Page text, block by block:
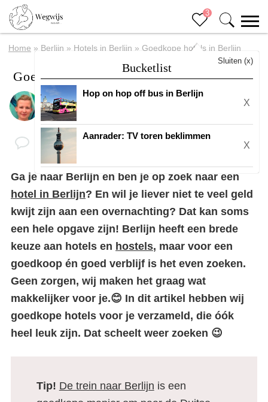
3
Bucketlist
Sluiten (x)
Hop on hop off bus in Berlijn
X
Aanrader: TV toren beklimmen
X
Home » Berlijn » Hotels in Berlijn » Goedkope hotels in Berlijn
Goedkope hotels in Berlijn
DoorMargreth
Ga je naar Berlijn en ben je op zoek naar een
hotel in Berlijn? En wil je liever niet te veel geld
kwijt zijn aan een overnachting? Dat kan soms
een hele opgave zijn! Berlijn heeft een brede
keuze aan hotels en hostels, maar voor een
goedkoop én goed verblijf is het even zoeken.
Geen zorgen, wij maken het graag wat
makkelijker voor je.😊 In dit artikel hebben wij
goedkope hotels voor je verzameld, die óók
heel leuk zijn. Dat scheelt weer zoeken 😉
Tip! De trein naar Berlijn is een